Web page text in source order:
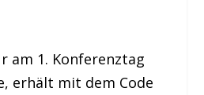
am 1. Konferenztag
erhält mit dem Code